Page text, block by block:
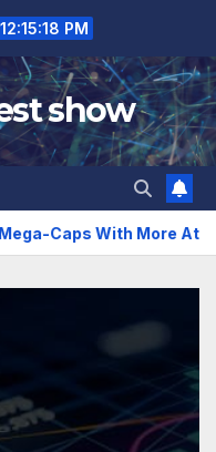
12:15:19 PM
show
Attractive Risk-